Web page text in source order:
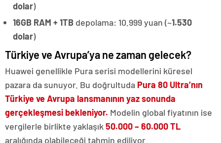
dolar)
16GB RAM + 1TB depolama: 10.999 yuan (~1.530
dolar)
Türkiye ve Avrupa’ya ne zaman gelecek?
Huawei genellikle Pura serisi modellerini küresel
pazara da sunuyor. Bu doğrultuda Pura 80 Ultra’nın
Türkiye ve Avrupa lansmanının yaz sonunda
gerçekleşmesi bekleniyor. Modelin global fiyatının ise
vergilerle birlikte yaklaşık 50.000 – 60.000 TL
aralığında olabileceği tahmin ediliyor.